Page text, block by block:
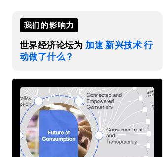
我们的影响力
世界经济论坛为 加速 新兴技术 行
动做了什么？